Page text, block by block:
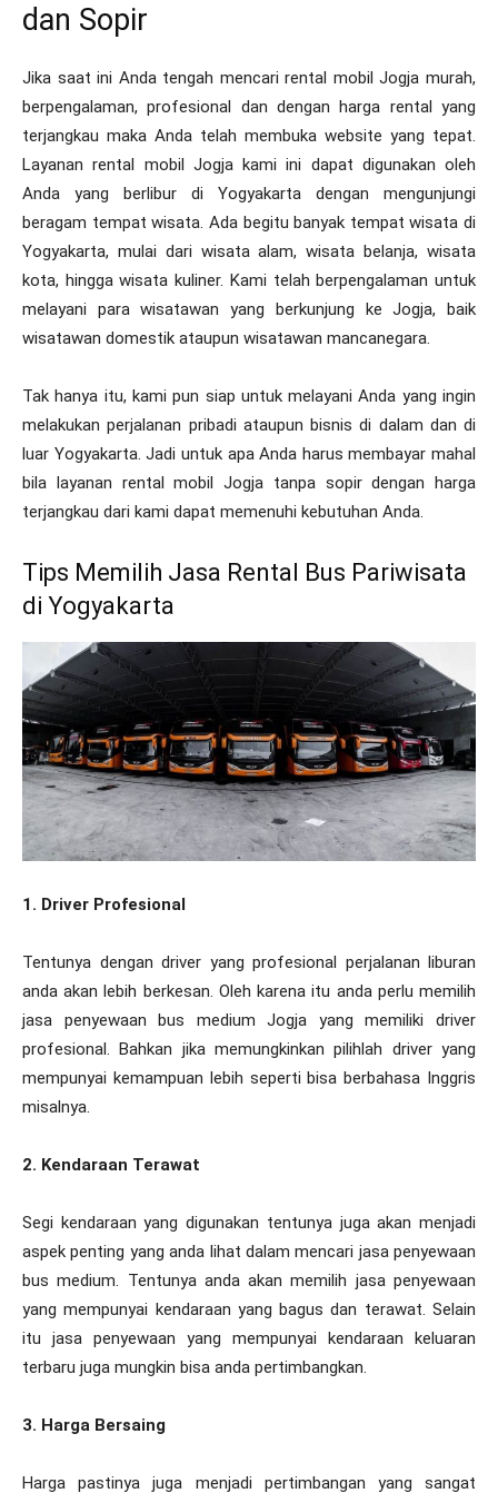
dan Sopir
Jika saat ini Anda tengah mencari rental mobil Jogja murah,
berpengalaman, profesional dan dengan harga rental yang
terjangkau maka Anda telah membuka website yang tepat.
Layanan rental mobil Jogja kami ini dapat digunakan oleh
Anda yang berlibur di Yogyakarta dengan mengunjungi
beragam tempat wisata. Ada begitu banyak tempat wisata di
Yogyakarta, mulai dari wisata alam, wisata belanja, wisata
kota, hingga wisata kuliner. Kami telah berpengalaman untuk
melayani para wisatawan yang berkunjung ke Jogja, baik
wisatawan domestik ataupun wisatawan mancanegara.
Tak hanya itu, kami pun siap untuk melayani Anda yang ingin
melakukan perjalanan pribadi ataupun bisnis di dalam dan di
luar Yogyakarta. Jadi untuk apa Anda harus membayar mahal
bila layanan rental mobil Jogja tanpa sopir dengan harga
terjangkau dari kami dapat memenuhi kebutuhan Anda.
Tips Memilih Jasa Rental Bus Pariwisata
di Yogyakarta
1. Driver Profesional
Tentunya dengan driver yang profesional perjalanan liburan
anda akan lebih berkesan. Oleh karena itu anda perlu memilih
jasa penyewaan bus medium Jogja yang memiliki driver
profesional. Bahkan jika memungkinkan pilihlah driver yang
mempunyai kemampuan lebih seperti bisa berbahasa Inggris
misalnya.
2. Kendaraan Terawat
Segi kendaraan yang digunakan tentunya juga akan menjadi
aspek penting yang anda lihat dalam mencari jasa penyewaan
bus medium. Tentunya anda akan memilih jasa penyewaan
yang mempunyai kendaraan yang bagus dan terawat. Selain
itu jasa penyewaan yang mempunyai kendaraan keluaran
terbaru juga mungkin bisa anda pertimbangkan.
3. Harga Bersaing
Harga pastinya juga menjadi pertimbangan yang sangat